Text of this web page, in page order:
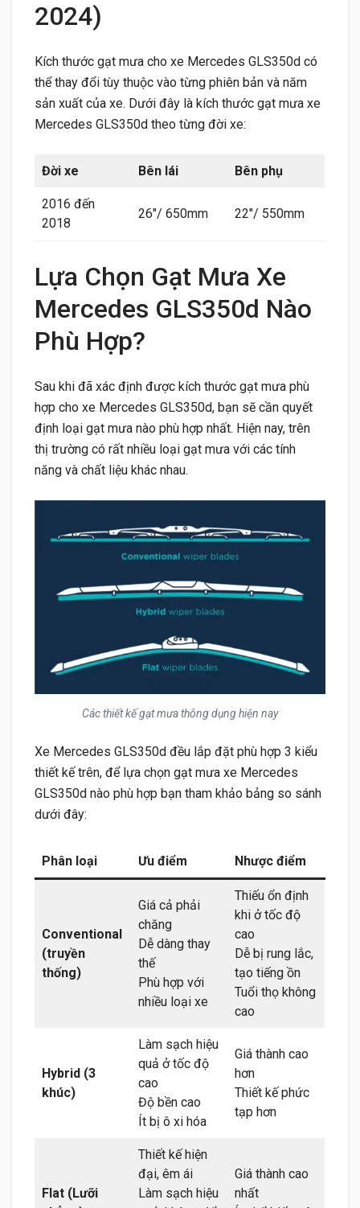
2024)
Kích thước gạt mưa cho xe Mercedes GLS350d có
thể thay đổi tùy thuộc vào từng phiên bản và năm
sản xuất của xe. Dưới đây là kích thước gạt mưa xe
Mercedes GLS350d theo từng đời xe:
Đời xe Bên lái Bên phụ
2016 đến
2018
26″/ 650mm 22″/ 550mm
Lựa Chọn Gạt Mưa Xe
Mercedes GLS350d Nào
Phù Hợp?
Sau khi đã xác định được kích thước gạt mưa phù
hợp cho xe Mercedes GLS350d, bạn sẽ cần quyết
định loại gạt mưa nào phù hợp nhất. Hiện nay, trên
thị trường có rất nhiều loại gạt mưa với các tính
năng và chất liệu khác nhau.
Các thiết kế gạt mưa thông dụng hiện nay
Xe Mercedes GLS350d đều lắp đặt phù hợp 3 kiểu
thiết kế trên, để lựa chọn gạt mưa xe Mercedes
GLS350d nào phù hợp bạn tham khảo bảng so sánh
dưới đây:
Phân loại Ưu điểm Nhược điểm
Conventional
(truyền
thống)
Giá cả phải
chăng
Dễ dàng thay
thế
Phù hợp với
nhiều loại xe
Thiếu ổn định
khi ở tốc độ
cao
Dễ bị rung lắc,
tạo tiếng ồn
Tuổi thọ không
cao
Hybrid (3
khúc)
Làm sạch hiệu
quả ở tốc độ
cao
Độ bền cao
Ít bị ô xi hóa
Giá thành cao
hơn
Thiết kế phức
tạp hơn
Flat (Lưỡi
Thiết kế hiện
đại, êm ái
Làm sạch hiệu
Giá thành cao
nhất